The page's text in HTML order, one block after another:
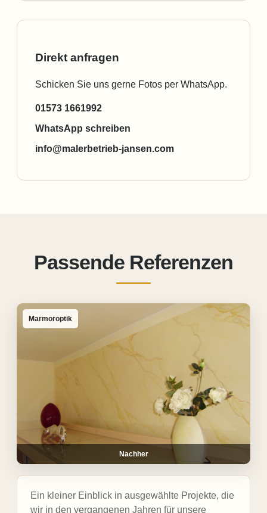
Direkt anfragen
Schicken Sie uns gerne Fotos per WhatsApp.
01573 1661992
WhatsApp schreiben
info@malerbetrieb-jansen.com
Passende Referenzen
Marmoroptik
Nachher
Ein kleiner Einblick in ausgewählte Projekte, die
wir in den vergangenen Jahren für unsere